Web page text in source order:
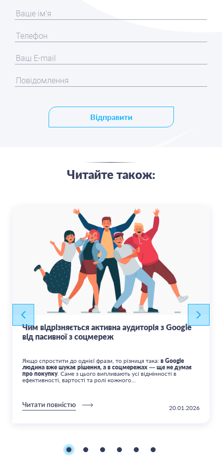
Відправити
Читайте також:
Чим відрізняється активна аудиторія з Google
від пасивної з соцмереж
Якщо спростити до однієї фрази, то різниця така: в Google
людина вже шукає рішення, а в соцмережах — ще не думає
про покупку. Саме з цього випливають усі відмінності в
ефективності, вартості та ролі кожного...
Читати повністю 20.01.2026